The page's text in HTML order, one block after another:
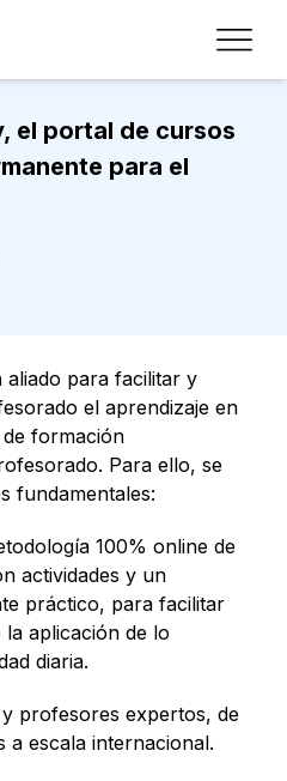
el portal de cursos
para el
aliado para facilitar y
el aprendizaje en
formación
Para ello, se
fundamentales:
100% online de
actividades y un
práctico, para facilitar
aplicación de lo
diaria.
profesores expertos, de
a escala internacional.